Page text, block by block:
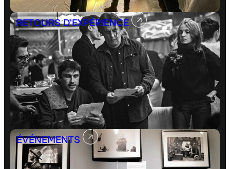
RETOURS D'EXPÉRIENCE
ÉVÉNEMENTS